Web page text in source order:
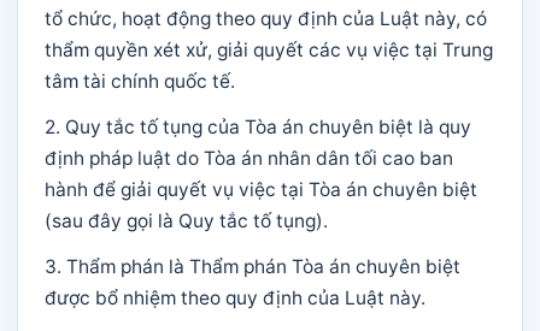
tổ chức, hoạt động theo quy định của Luật này, có
thẩm quyền xét xử, giải quyết các vụ việc tại Trung
tâm tài chính quốc tế.
2. Quy tắc tố tụng của Tòa án chuyên biệt là quy
định pháp luật do Tòa án nhân dân tối cao ban
hành để giải quyết vụ việc tại Tòa án chuyên biệt
(sau đây gọi là Quy tắc tố tụng).
3. Thẩm phán là Thẩm phán Tòa án chuyên biệt
được bổ nhiệm theo quy định của Luật này.